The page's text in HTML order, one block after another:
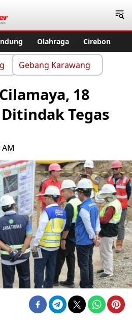
Olahraga Cirebon
Gebang Karawang
18
Tegas